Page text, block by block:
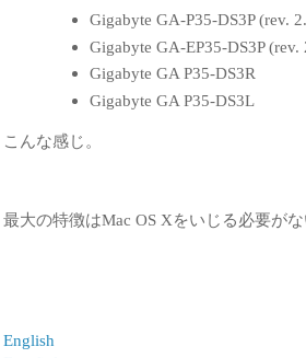
Gigabyte GA-P35-DS3P (rev.
Gigabyte GA-EP35-DS3P (rev.
Gigabyte GA P35-DS3R
Gigabyte GA P35-DS3L
こんな感じ。
最大の特徴はMac OS Xをいじる必要が
English